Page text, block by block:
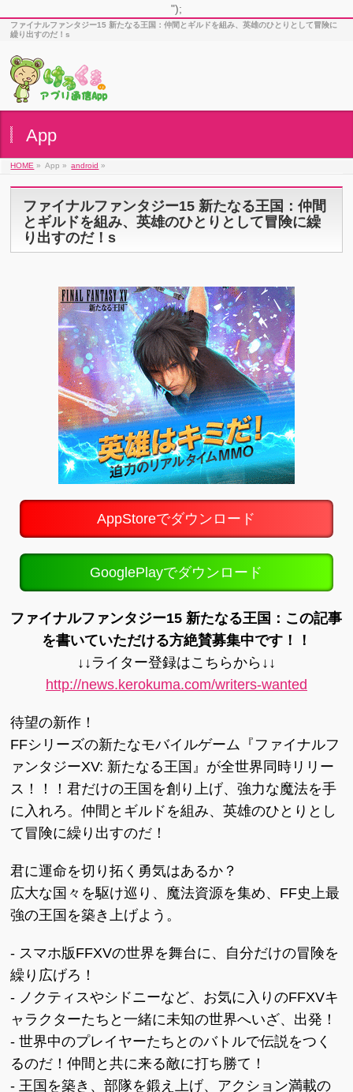
");
ファイナルファンタジー15 新たなる王国：仲間とギルドを組み、英雄のひとりとして冒険に
繰り出すのだ！s
App
HOME » App » android »
ファイナルファンタジー15 新たなる王国：仲間
とギルドを組み、英雄のひとりとして冒険に繰
り出すのだ！s
AppStoreでダウンロード
GooglePlayでダウンロード
ファイナルファンタジー15 新たなる王国：この記事
を書いていただける方絶賛募集中です！！
↓↓ライター登録はこちらから↓↓
http://news.kerokuma.com/writers-wanted
待望の新作！
FFシリーズの新たなモバイルゲーム『ファイナルフ
ァンタジーXV: 新たなる王国』が全世界同時リリー
ス！！！君だけの王国を創り上げ、強力な魔法を手
に入れろ。仲間とギルドを組み、英雄のひとりとし
て冒険に繰り出すのだ！
君に運命を切り拓く勇気はあるか？
広大な国々を駆け巡り、魔法資源を集め、FF史上最
強の王国を築き上げよう。
- スマホ版FFXVの世界を舞台に、自分だけの冒険を
繰り広げろ！
- ノクティスやシドニーなど、お気に入りのFFXVキ
ャラクターたちと一緒に未知の世界へいざ、出発！
- 世界中のプレイヤーたちとのバトルで伝説をつく
るのだ！仲間と共に来る敵に打ち勝て！
- 王国を築き、部隊を鍛え上げ、アクション満載の